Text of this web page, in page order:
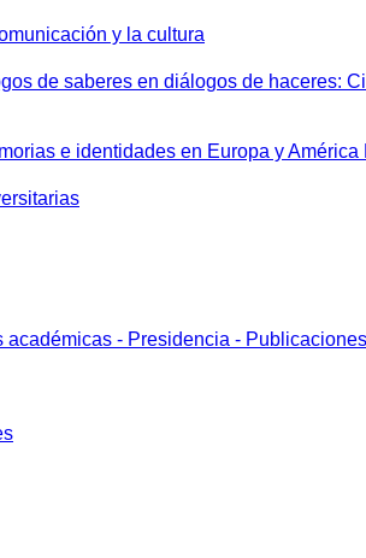
y la cultura
de saberes en diálogos de haceres:
e identidades en Europa y América
académicas - Presidencia - Publicaciones